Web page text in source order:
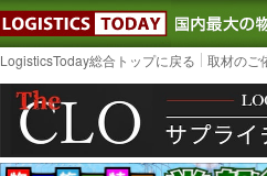
LogisticsToday総合トップに戻る 取材のご